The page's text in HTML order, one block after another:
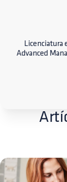
Licenciatura
Advanced